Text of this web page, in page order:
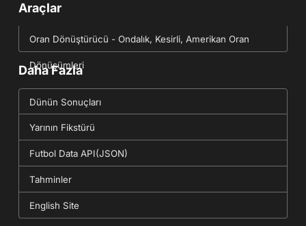
Araçlar
Oran Dönüştürücü - Ondalık, Kesirli, Amerikan Oran
Dönüşümleri
Daha Fazla
Dünün Sonuçları
Yarının Fikstürü
Futbol Data API(JSON)
Tahminler
English Site